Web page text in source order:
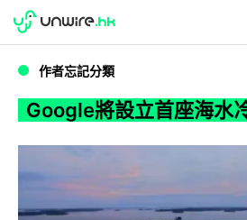
Google將設立首座海水
WWDC 2026
作者忘記分類
Google將設立首座海水